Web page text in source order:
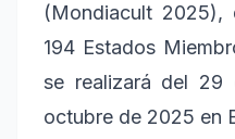
(Mondiacult 2025),
194 Estados
se realizará del 29
octubre de 2025 en